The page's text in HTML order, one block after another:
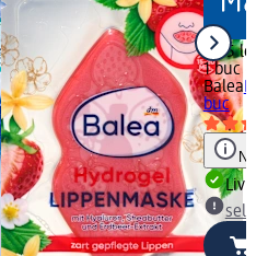
5,45 lei
1 buc
Balea
buc
Notă